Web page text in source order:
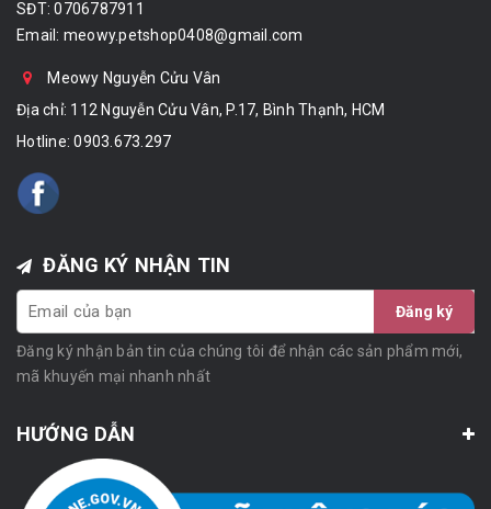
SĐT: 0706787911
Email: meowy.petshop0408@gmail.com
Meowy Nguyễn Cửu Vân
Địa chỉ: 112 Nguyễn Cửu Vân, P.17, Bình Thạnh, HCM
Hotline:0903.673.297
ĐĂNG KÝ NHẬN TIN
Đăng ký
Đăng ký nhận bản tin của chúng tôi để nhận các sản phẩm mới,
mã khuyến mại nhanh nhất
HƯỚNG DẪN